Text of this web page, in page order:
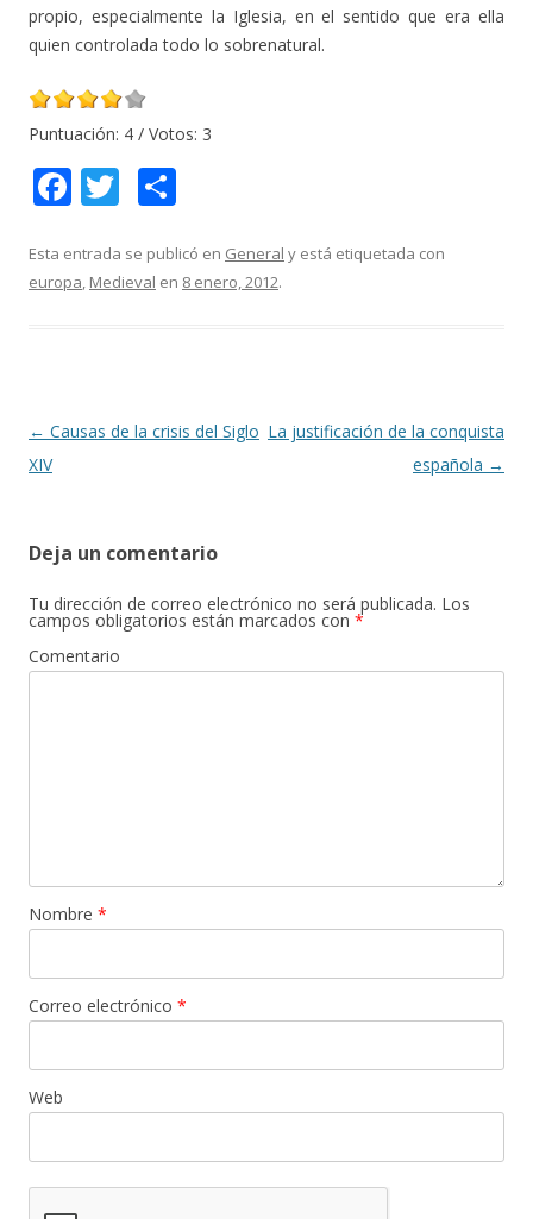
propio, especialmente la Iglesia, en el sentido que era ella
quien controlada todo lo sobrenatural.
Puntuación: 4 / Votos: 3
F
e
b
k
T
itt
er
m
p
r
Esta entrada se publicó en General y está etiquetada con
europa, Medieval en 8 enero, 2012.
Navegación
de
← Causas de la crisis del Siglo
XIV
La justificación de la conquista
española →
Deja un comentario
Tu dirección de correo electrónico no será publicada. Los
campos obligatorios están marcados con *
Comentario
Nombre *
Correo electrónico *
Web